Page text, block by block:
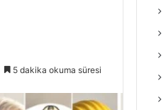
5 dakika okuma süresi